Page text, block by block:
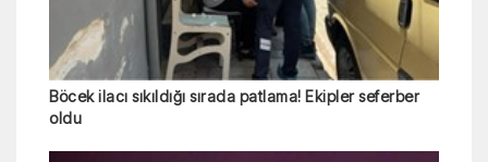
Böcek ilacı sıkıldığı sırada patlama! Ekipler seferber
oldu